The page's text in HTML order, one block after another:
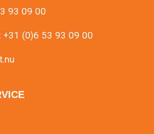
93 09 00
+31 (0)6 53 93 09 00